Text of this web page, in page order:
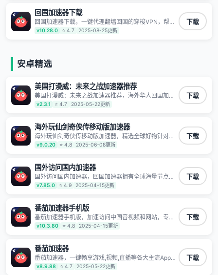
回国加速器下载
回国加速器下载，一键代理翻墙回国的穿梭VPN，帮助
海外华人留学生及港澳台地区用户破除地区版权限制问
题，一键降低游戏延迟，加速访问中国网站、游戏及应
v10.28.0 ⭐ 4.7 2025-08-25更新
下载
安卓精选
美国打漫威：未来之战加速器推荐
美国打漫威：未来之战加速器推荐，海外华人回国加速
器,为境外华人解决海外怎么听歌?海外怎么看剧?海外怎
么玩游戏不卡等境外难题,全球回国稳定国内节点,专业、
v2.3.1 ⭐ 4.7 2025-05-22更新
下载
海外玩仙剑奇侠传移动版加速器
海外玩仙剑奇侠传移动版加速器，精选全球好物针对海
外华人、留学生和海外出差用户打造的一款高质量专属
回国加速器,只要身处海外即可一键加速畅享国内网络:追
炒股等多场景的应用及网络加速
v9.0.20 ⭐ 4.8 2025-06-08更新
下载
国外访问国内加速器
国外访问国内加速器，回国加速器拥有全球海量节点覆
盖，运营商专线不卡顿超稳定，专为海外华人和留学生
打造，帮助海外华人免除地域限制，随时高速稳定低延
v7.85.0 ⭐ 4.9 2025-04-15更新
下载
番茄加速器手机版
番茄加速器手机版，加速访问中国音视频和网站，专业
回国加速器，帮你加速访问优酷、bilibili、腾讯视频、爱
奇艺等，加速国服游戏，例如原神、阴阳师、和平精
明日方舟、战双帕弥什、sky光·遇、另一个伊甸园等国
内各种服务,回国加速器致力于帮助海外华人和留学生、
港澳台地区用户提供最好的回国游戏和音乐视频加速服
务，可以在海外或港澳台地区流畅加速国服游戏和音视
v10.3.80 ⭐ 4.8 2025-04-15更新
下载
番茄加速器
番茄加速器，一键畅享游戏,视频,直播等各大主流App应
用,视频加载极速不卡顿。人在海外听歌,玩国服游戏 简
单易用。
v8.9.88 ⭐ 4.7 2025-05-22更新
下载